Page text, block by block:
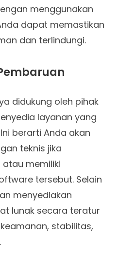
menggunakan
dapat memastikan
dan terlindungi.
didukung oleh pihak
layanan yang
berarti Anda akan
teknis jika
memiliki
tersebut. Selain
menyediakan
lunak secara teratur
stabilitas,